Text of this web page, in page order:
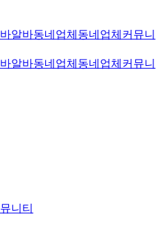
알바동네업체 동네업체 커뮤니
알바동네업체 동네업체 커뮤니
니티